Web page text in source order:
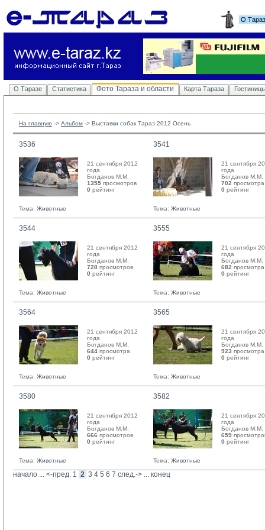
О
О Таразе Статистика Фото Тараза и области Карта Тараза
На главную -> Альбом -> Выставки собак Тараз 2012 Осень
3536
21 сентября 2012
года
Богданов М.М.
1355 просмотров
0 рейтинг
Тема: Животные
3541
21 сентября
года
Богданов М.М.
702 просмотра
0 рейтинг
Тема: Животные
3544
21 сентября 2012
года
Богданов М.М.
728 просмотров
0 рейтинг
Тема: Животные
3555
21 сентября
года
Богданов М.М.
682 просмотра
0 рейтинг
Тема: Животные
3564
21 сентября 2012
года
Богданов М.М.
644 просмотра
0 рейтинг
Тема: Животные
3565
21 сентября
года
Богданов М.М.
923 просмотра
0 рейтинг
Тема: Животные
3580
21 сентября 2012
года
Богданов М.М.
666 просмотров
0 рейтинг
Тема: Животные
3582
21 сентября
года
Богданов М.М.
659
0 рейтинг
Тема: Животные
начало ... <-пред. 1 2 3 4 5 6 7 след.-> ... конец